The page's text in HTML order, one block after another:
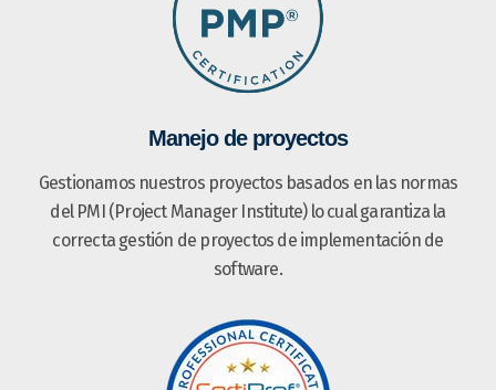
Manejo de proyectos
Gestionamos nuestros proyectos basados en las normas
del PMI (Project Manager Institute) lo cual garantiza la
correcta gestión de proyectos de implementación de
software.